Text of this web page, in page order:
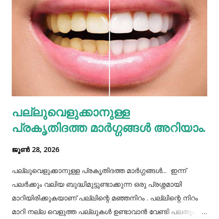
അമിതമായി ഭക്ഷണം കഴിക്കുന്നത് പ്രത്യേകം
ശ്രദ്ധിക്കേണ്ടതുണ്ട്. കുറെ ആളുകൾക്ക് ഒരുമിച്ച് കഴിക്കാൻ
കൊണ്ടുവന്ന ഭക്ഷണം നമ്മൾ നമ്മുടെ പാത്രത്തിലേക്ക് ധൃതി
കൂട്ടി എടുത്തിട്ട് കഴിച്ചു തീർക്കുന്നതും ഒരിക്കലും ശരിയായ
രീതിയല്ല. ഇത് മറ്റുള്ളവർക്ക് നമ്മളെക്കുറിച്ച് വളരെ
തെറ്റിദ്ധാരണ ഉണ്ടാക്കാൻ കാരണമായിത്തീരും. അതുപോലെ
വെള്ളം പോലെയുള്ള സാധനങ്ങൾ ഒരു പാത്രത്തിൽ
കൊണ്ടുവച്ചാൽ അത് അപ്പാടെ കുടിക്കാതെ മറ്റുള്ളവർക്ക്
കൂട...
പല്ലുവെളുക്കാനുള്ള
പ്രകൃതിദത്ത മാര്‍ഗ്ഗങ്ങള്‍ അറിയാം.
ജൂൺ 28, 2026
പല്ലുവെളുക്കാനുള്ള പ്രകൃതിദത്ത മാര്‍ഗ്ഗങ്ങള്‍... ഇന്ന്
പലർക്കും വലിയ ബുദ്ധിമുട്ടുണ്ടാക്കുന്ന ഒരു പ്രശ്നമായി
മാറിയിരിക്കുകയാണ് പല്ലിന്റെ മഞ്ഞനിറം . പല്ലിന്റെ നിറം
മാറി നല്ല വെളുത്ത പല്ലുകൾ ഉണ്ടാവാൻ വേണ്ടി പലതും